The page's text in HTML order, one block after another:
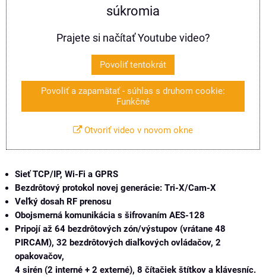
súkromia
Prajete si načítať Youtube video?
Povoliť tentokrát
Povoliť a zapamätať - súhlas s druhom cookie:
Funkčné
Otvoriť video v novom okne
Sieť TCP/IP, Wi-Fi a GPRS
Bezdrôtový protokol novej generácie: Tri-X/Cam-X
Veľký dosah RF prenosu
Obojsmerná komunikácia s šifrovaním AES-128
Pripojí až 64 bezdrôtových zón/výstupov (vrátane 48
PIRCAM), 32 bezdrôtových diaľkových ovládačov, 2
opakovačov,
4 sirén (2 interné + 2 externé), 8 čítačiek štítkov a klávesníc.